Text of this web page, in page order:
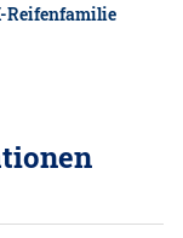
Reifenfamilie